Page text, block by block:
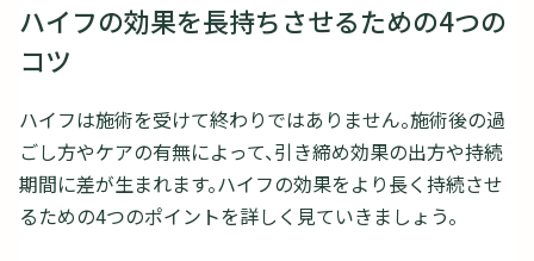
ハイフの効果を長持ちさせるための4つの
コツ
ハイフは施術を受けて終わりではありません。施術後の過
ごし方やケアの有無によって、引き締め効果の出方や持続
期間に差が生まれます。ハイフの効果をより長く持続させ
るための4つのポイントを詳しく見ていきましょう。